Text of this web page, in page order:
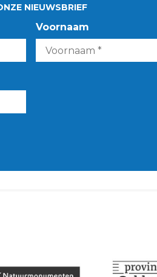
NIEUWSBRIEF
Voornaam